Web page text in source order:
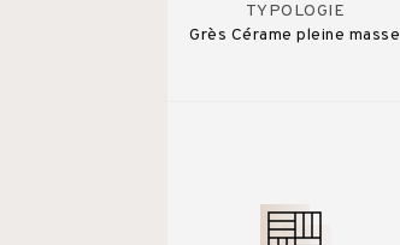
TYPOLOGIE
Grès Cérame pleine masse